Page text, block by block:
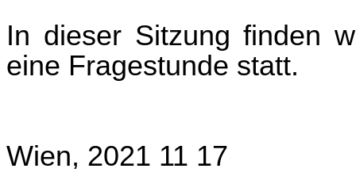
In dieser Sitzung finden
eine Fragestunde statt.
Wien, 2021 11 17